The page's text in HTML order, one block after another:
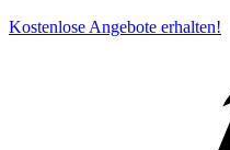
Kostenlose Angebote erhalten!